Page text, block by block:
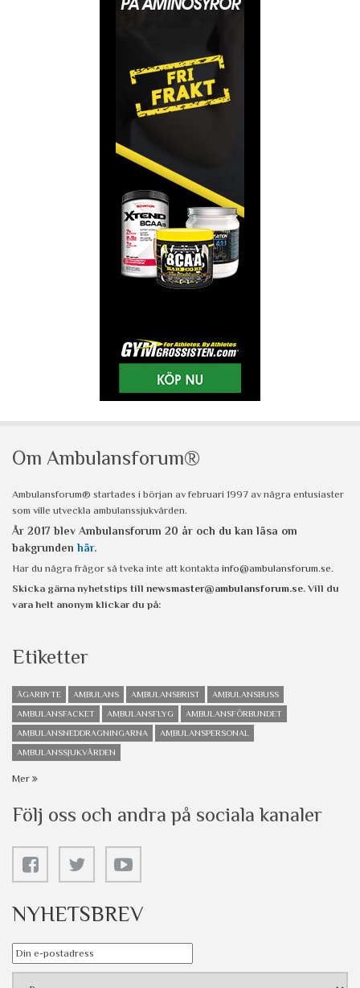
Om Ambulansforum®
Ambulansforum® startades i början av februari 1997 av några entusiaster
som ville utveckla ambulanssjukvården.
År 2017 blev Ambulansforum 20 år och du kan läsa om
bakgrunden här.
Har du några frågor så tveka inte att kontakta info@ambulansforum.se.
Skicka gärna nyhetstips till newsmaster@ambulansforum.se. Vill du
vara helt anonym klickar du på:
Etiketter
ÄGARBYTE AMBULANS AMBULANSBRIST
AMBULANSBUSS
AMBULANSFACKET
AMBULANSFLYG
AMBULANSFÖRBUNDET
AMBULANSNEDDRAGNINGARNA
AMBULANSPERSONAL
AMBULANSSJUKVÅRDEN
Mer
Följ oss och andra på sociala kanaler
NYHETSBREV